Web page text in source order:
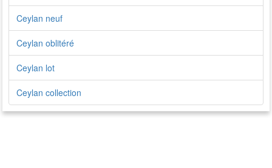
Ceylan neuf
Ceylan oblitéré
Ceylan lot
Ceylan collection